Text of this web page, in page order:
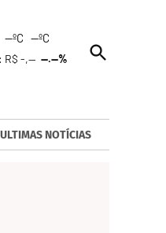
--ºC --ºC
R$ -,----.--%
Open
Search
ULTIMAS NOTÍCIAS